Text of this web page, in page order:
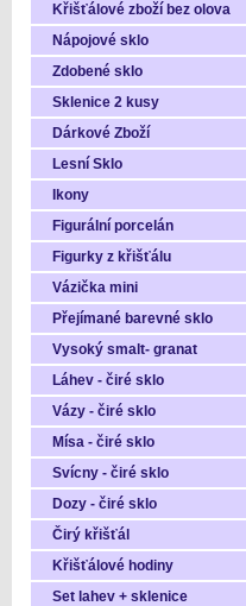
Křišťálové zboží bez olova
Nápojové sklo
Zdobené sklo
Sklenice 2 kusy
Dárkové Zboží
Lesní Sklo
Ikony
Figurální porcelán
Figurky z křišťálu
Vázička mini
Přejímané barevné sklo
Vysoký smalt- granat
Láhev - čiré sklo
Vázy - čiré sklo
Mísa - čiré sklo
Svícny - čiré sklo
Dozy - čiré sklo
Čirý křišťál
Křišťálové hodiny
Set lahev + sklenice